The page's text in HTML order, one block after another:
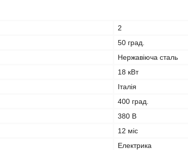
2
50 град.
Нержавіюча сталь
18 кВт
Італія
400 град.
380 В
12 міс
Електрика